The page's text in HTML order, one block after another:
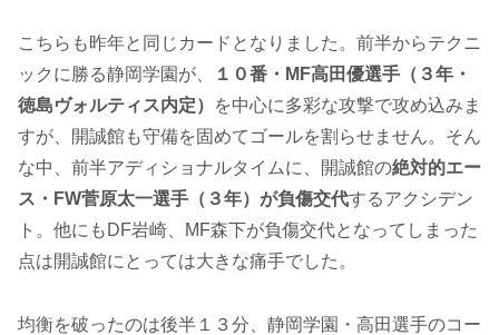
こちらも昨年と同じカードとなりました。前半からテクニ
ックに勝る静岡学園が、
１０番・MF高田優選手（３年・
徳島ヴォルティス内定）
を中心に多彩な攻撃で攻め込みま
すが、開誠館も守備を固めてゴールを割らせません。そん
な中、前半アディショナルタイムに、開誠館の絶対的エー
ス・FW菅原太一選手（３年）が負傷交代するアクシデン
ト。他にもDF岩崎、MF森下が負傷交代となってしまった
点は開誠館にとっては大きな痛手でした。
均衡を破ったのは後半１３分、静岡学園・高田選手のコー